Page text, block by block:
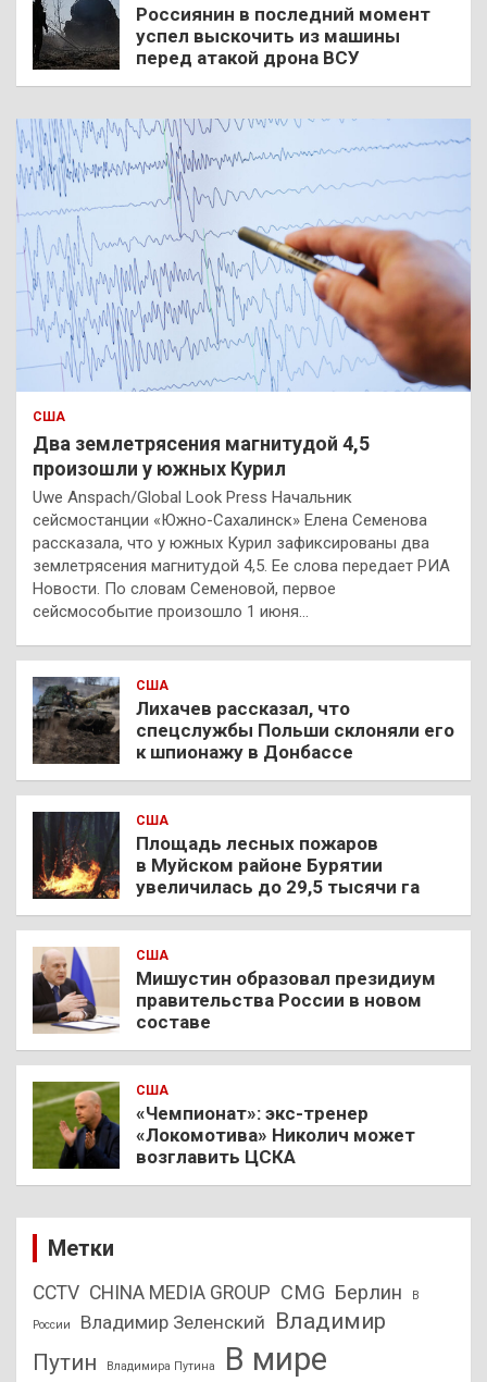
Россиянин в последний момент
успел выскочить из машины
перед атакой дрона ВСУ
США
Два землетрясения магнитудой 4,5
произошли у южных Курил
Uwe Anspach/Global Look Press Начальник
сейсмостанции «Южно-Сахалинск» Елена Семенова
рассказала, что у южных Курил зафиксированы два
землетрясения магнитудой 4,5. Ее слова передает РИА
Новости. По словам Семеновой, первое
сейсмособытие произошло 1 июня…
США
Лихачев рассказал, что
спецслужбы Польши склоняли его
к шпионажу в Донбассе
США
Площадь лесных пожаров
в Муйском районе Бурятии
увеличилась до 29,5 тысячи га
США
Мишустин образовал президиум
правительства России в новом
составе
США
«Чемпионат»: экс-тренер
«Локомотива» Николич может
возглавить ЦСКА
Метки
CCTV CHINA MEDIA GROUP CMG Берлин В
России Владимир Зеленский Владимир
Путин
Владимира Путина
В мире